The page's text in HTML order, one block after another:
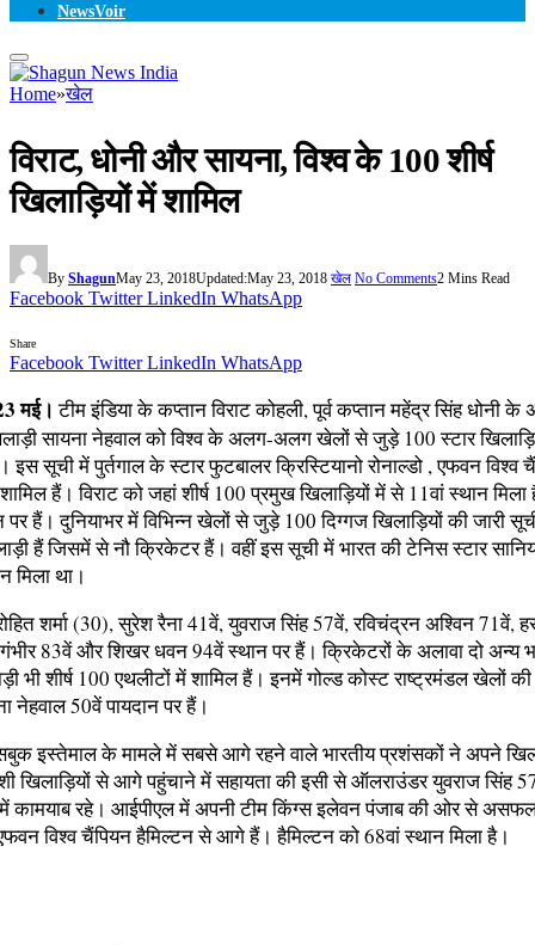
NewsVoir
Home»खेल
विराट, धोनी और सायना, विश्व के 100 शीर्ष
खिलाड़ियों में शामिल
By ShagunMay 23, 2018Updated:May 23, 2018 खेल No Comments2 Mins Read
Facebook Twitter LinkedIn WhatsApp
Share
Facebook Twitter LinkedIn WhatsApp
मई। टीम इंडिया के कप्तान विराट कोहली, पूर्व कप्तान महेंद्र सिंह धोनी के
सायना नेहवाल को विश्व के अलग-अलग खेलों से जुड़े 100 स्टार
इस सूची में पुर्तगाल के स्टार फुटबालर क्रिस्टियानो रोनाल्डो , एफवन विश्व
हैं। विराट को जहां शीर्ष 100 प्रमुख खिलाड़ियों में से 11वां स्थान मिला
पर हैं। दुनियाभर में विभिन्न खेलों से जुड़े 100 दिग्गज खिलाड़ियों की जारी
हैं जिसमें से नौ क्रिकेटर हैं। वहीं इस सूची में भारत की टेनिस स्टार
मिला था।
शर्मा (30), सुरेश रैना 41वें, युवराज सिंह 57वें, रविचंद्रन अश्विन 71वें,
83वें और शिखर धवन 94वें स्थान पर हैं। क्रिकेटरों के अलावा दो अन्य
भी शीर्ष 100 एथलीटों में शामिल हैं। इनमें गोल्ड कोस्ट राष्ट्रमंडल खेलों
नेहवाल 50वें पायदान पर हैं।
इस्तेमाल के मामले में सबसे आगे रहने वाले भारतीय प्रशंसकों ने अपने
खिलाड़ियों से आगे पहुंचाने में सहायता की इसी से ऑलराउंडर युवराज सिंह
कामयाब रहे। आईपीएल में अपनी टीम किंग्स इलेवन पंजाब की ओर से
विश्व चैंपियन हैमिल्टन से आगे हैं। हैमिल्टन को 68वां स्थान मिला है।